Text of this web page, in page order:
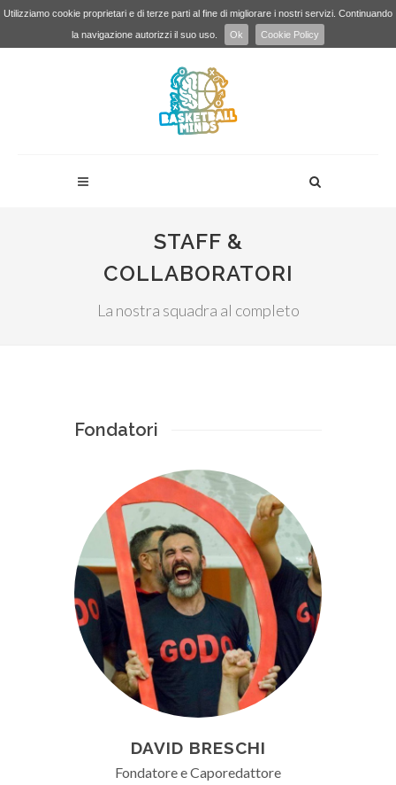
Utilizziamo cookie proprietari e di terze parti al fine di migliorare i nostri servizi. Continuando
la navigazione autorizzi il suo uso.
Ok Cookie Policy
STAFF &
COLLABORATORI
La nostra squadra al completo
Fondatori
DAVID BRESCHI
Fondatore e Caporedattore